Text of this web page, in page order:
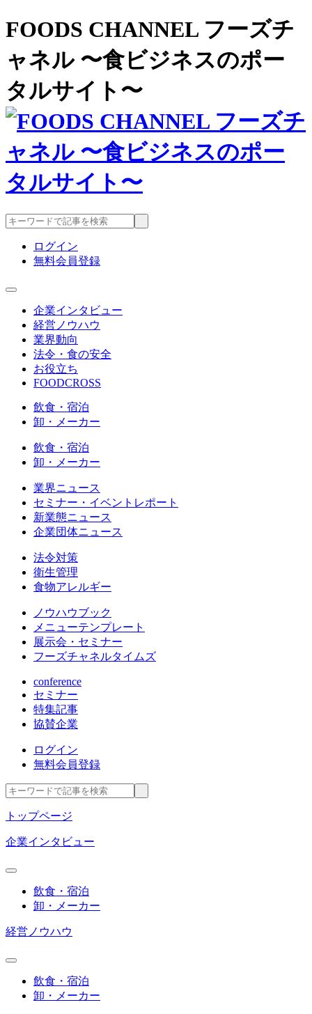
FOODS CHANNEL フーズチ
ャネル 〜食ビジネスのポー
タルサイト〜
ログイン
無料会員登録
企業インタビュー
経営ノウハウ
業界動向
法令・食の安全
お役立ち
FOODCROSS
飲食・宿泊
卸・メーカー
飲食・宿泊
卸・メーカー
業界ニュース
セミナー・イベントレポート
新業態ニュース
企業団体ニュース
法令対策
衛生管理
食物アレルギー
ノウハウブック
メニューテンプレート
展示会・セミナー
フーズチャネルタイムズ
conference
セミナー
特集記事
協賛企業
ログイン
無料会員登録
トップページ
企業インタビュー
飲食・宿泊
卸・メーカー
経営ノウハウ
飲食・宿泊
卸・メーカー